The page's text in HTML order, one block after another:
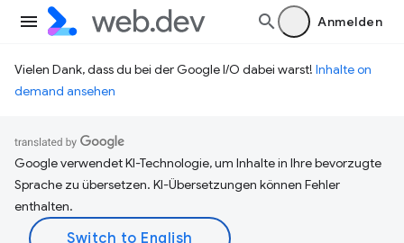
Anmelden
Vielen Dank, dass du bei der Google I/O dabei warst! Inhalte on
demand ansehen
Google verwendet KI-Technologie, um Inhalte in Ihre bevorzugte
Sprache zu übersetzen. KI-Übersetzungen können Fehler
enthalten.